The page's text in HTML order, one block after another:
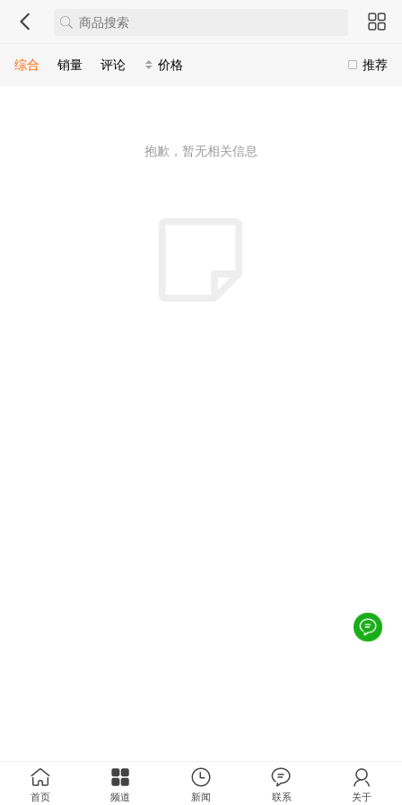
推荐
综合 销量 评论 价格
抱歉，暂无相关信息
首页 频道 新闻 联系 关于